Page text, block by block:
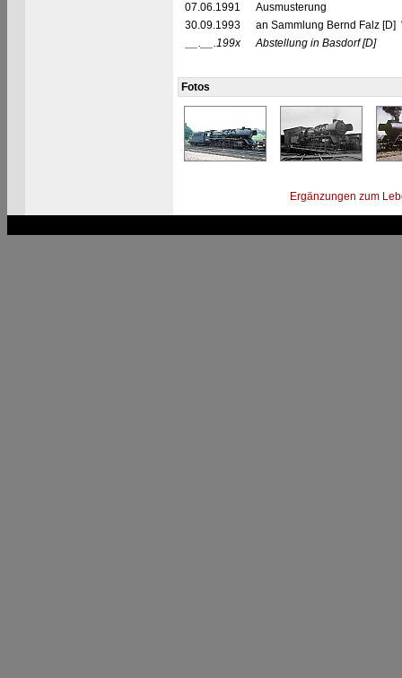
07.06.1991
Ausmusterung
30.09.1993
an Sammlung Bernd Falz
__.__.199x
Abstellung in Basdorf [D]
Fotos
Ergänzungen zum